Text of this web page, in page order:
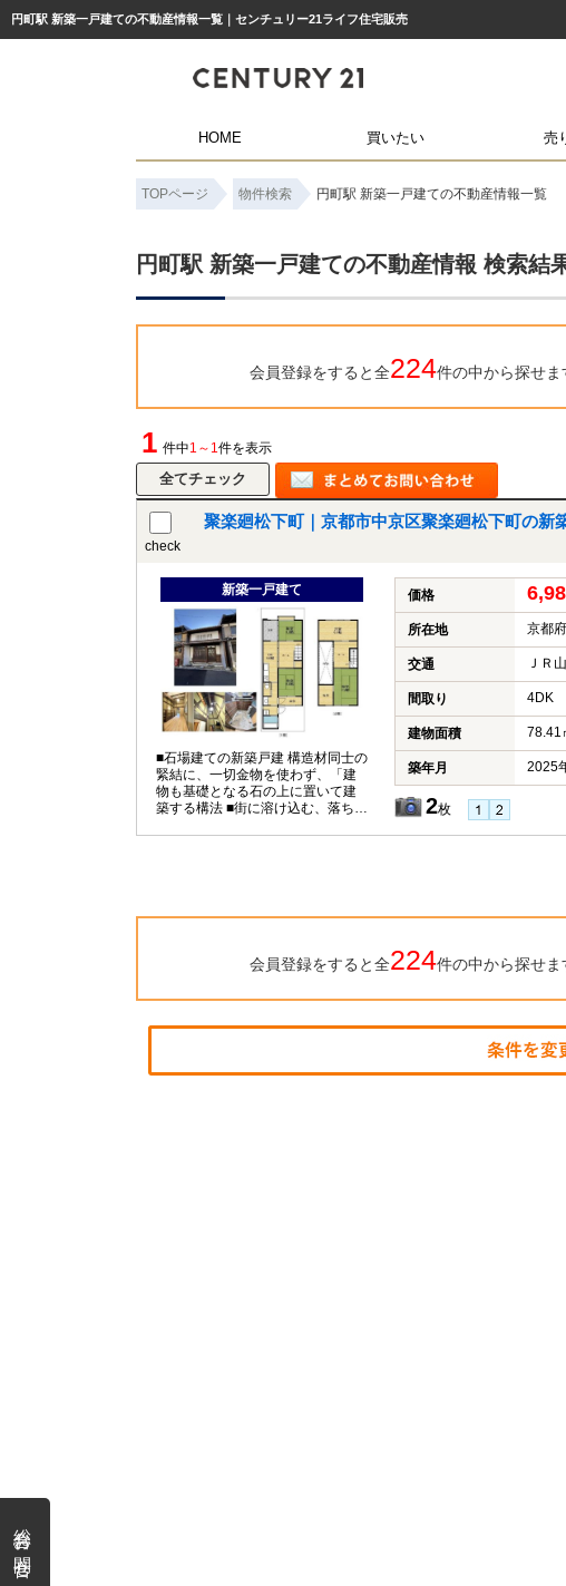
円町駅 新築一戸建ての不動産情報一覧｜センチュリー21ライフ住宅販売
HOME 買いたい 売
TOPページ 物件検索 円町駅 新築一戸建ての不動産情報一覧
円町駅 新築一戸建ての不動産情報 検索結
会員登録をすると全224件の中から探せま
1 件中1～1件を表示
check
聚楽廻松下町｜京都市中京区聚楽廻松下町の新
新築一戸建て
■石場建ての新築戸建 構造材同士の
緊結に、一切金物を使わず、「建
物も基礎となる石の上に置いて建
築する構法 ■街に溶け込む、落ち着
価格
所在地 京都
交通 ＪＲ
間取り 4DK
建物面積 78.41
築年月 2025
2枚
会員登録をすると全224件の中から探せま
総合お問合せ